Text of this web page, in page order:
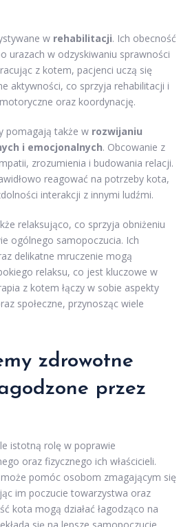
w rehabilitacji. Ich obecność
urazach w odzyskiwaniu sprawności
z kotem, pacjenci uczą się
aktywności, co sprzyja rehabilitacji i
oraz koordynację.
pomagają także w rozwijaniu
i emocjonalnych. Obcowanie z
zrozumienia i budowania relacji.
reagować na potrzeby kota,
interakcji z innymi ludźmi.
relaksująco, co sprzyja obniżeniu
ogólnego samopoczucia. Ich
delikatne mruczenie mogą
relaksu, co jest kluczowe w
z kotem łączy w sobie aspekty
społeczne, przynosząc wiele
zdrowotne
przez
istotną rolę w poprawie
oraz fizycznego ich właścicieli.
pomóc osobom zmagającym się
im poczucie towarzystwa oraz
kota mogą działać łagodząco na
się na lepsze samopoczucie